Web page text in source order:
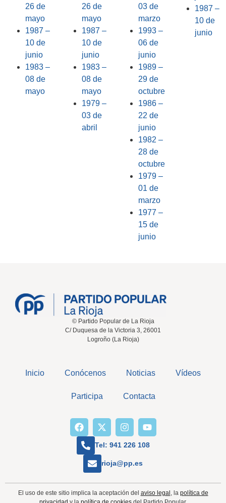
26 de
mayo
1987 –
10 de
junio
1983 –
08 de
mayo
26 de
mayo
1987 –
10 de
junio
1983 –
08 de
mayo
1979 –
03 de
abril
03 de
marzo
1993 –
06 de
junio
1989 –
29 de
octubre
1986 –
22 de
junio
1982 –
28 de
octubre
1979 –
01 de
marzo
1977 –
15 de
junio
1987 –
10 de
junio
© Partido Popular de La Rioja
C/ Duquesa de la Victoria 3, 26001
Logroño (La Rioja)
Inicio Conócenos Noticias Vídeos
Participa Contacta
Tel: 941 226 108
rioja@pp.es
El uso de este sitio implica la aceptación del aviso legal , la política de